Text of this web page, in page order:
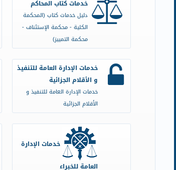
خدمات كتاب المحاكم
دليل خدمات كتاب (المحكمة
الكلية - محكمة الإستئناف -
محكمة التمييز)
خدمات الإدارة العامة للتنفيذ
و الأقلام الجزائية
خدمات الإدارة العامة للتنفيذ و
الأقلام الجزائية
خدمات الإدارة
العامة للخبراء